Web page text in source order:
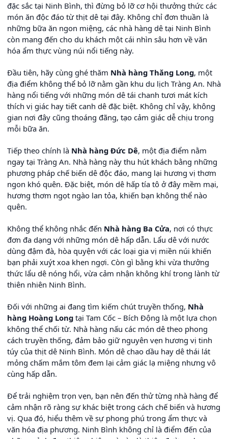
đặc sắc tại Ninh Bình, thì đừng bỏ lỡ cơ hội thưởng thức các
món ăn độc đáo từ thịt dê tại đây. Không chỉ đơn thuần là
những bữa ăn ngon miệng, các nhà hàng dê tại Ninh Bình
còn mang đến cho du khách một cái nhìn sâu hơn về văn
hóa ẩm thực vùng núi nổi tiếng này.
Đầu tiên, hãy cùng ghé thăm Nhà hàng Thăng Long, một
địa điểm không thể bỏ lỡ nằm gần khu du lịch Tràng An. Nhà
hàng nổi tiếng với những món dê tái chanh tươi mát kích
thích vị giác hay tiết canh dê đặc biệt. Không chỉ vậy, không
gian nơi đây cũng thoáng đãng, tạo cảm giác dễ chịu trong
mỗi bữa ăn.
Tiếp theo chính là Nhà hàng Đức Dê, một địa điểm nằm
ngay tại Tràng An. Nhà hàng này thu hút khách bằng những
phương pháp chế biến dê độc đáo, mang lại hương vị thơm
ngon khó quên. Đặc biệt, món dê hấp tía tô ở đây mềm mại,
hương thơm ngọt ngào lan tỏa, khiến bạn không thể nào
quên.
Không thể không nhắc đến Nhà hàng Ba Cửa, nơi có thực
đơn đa dạng với những món dê hấp dẫn. Lẩu dê với nước
dùng đậm đà, hòa quyện với các loại gia vị miền núi khiến
bạn phải xuýt xoa khen ngợi. Còn gì bằng khi vừa thưởng
thức lẩu dê nóng hổi, vừa cảm nhận không khí trong lành từ
thiên nhiên Ninh Bình.
Đối với những ai đang tìm kiếm chút truyền thống, Nhà
hàng Hoàng Long tại Tam Cốc – Bích Động là một lựa chọn
không thể chối từ. Nhà hàng nấu các món dê theo phong
cách truyền thống, đảm bảo giữ nguyên vẹn hương vị tinh
túy của thịt dê Ninh Bình. Món dê chao dầu hay dê thái lát
mỏng chấm mắm tôm đem lại cảm giác lạ miệng nhưng vô
cùng hấp dẫn.
Để trải nghiệm trọn vẹn, bạn nên đến thử từng nhà hàng để
cảm nhận rõ ràng sự khác biệt trong cách chế biến và hương
vị. Qua đó, hiểu thêm về sự phong phú trong ẩm thực và
văn hóa địa phương. Ninh Bình không chỉ là điểm đến của